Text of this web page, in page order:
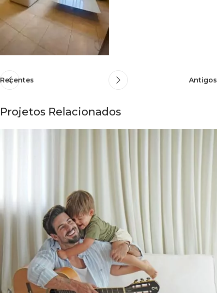
Recentes Antigos
Projetos Relacionados